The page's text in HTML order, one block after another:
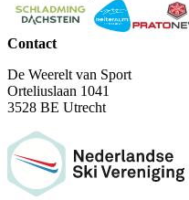
Contact
De Weerelt van Sport
Orteliuslaan 1041
3528 BE Utrecht